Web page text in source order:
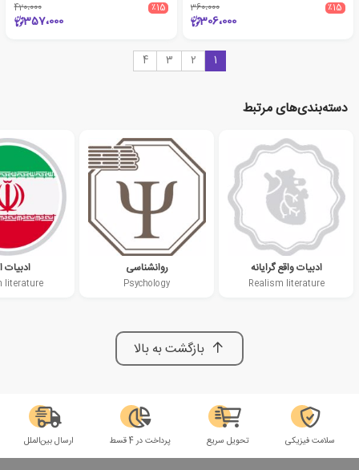
٪15 360،000
306،000
٪15 420،000
357،000
1
2
3
4
دسته‌بندی‌های مرتبط
ادبیات واقع گرایانه
Realism literature
روانشناسی
Psychology
ادبیات
literature
بازگشت به بالا
سلامت فیزیکی تحویل سریع پرداخت در 4 قسط ارسال بین‌الملل